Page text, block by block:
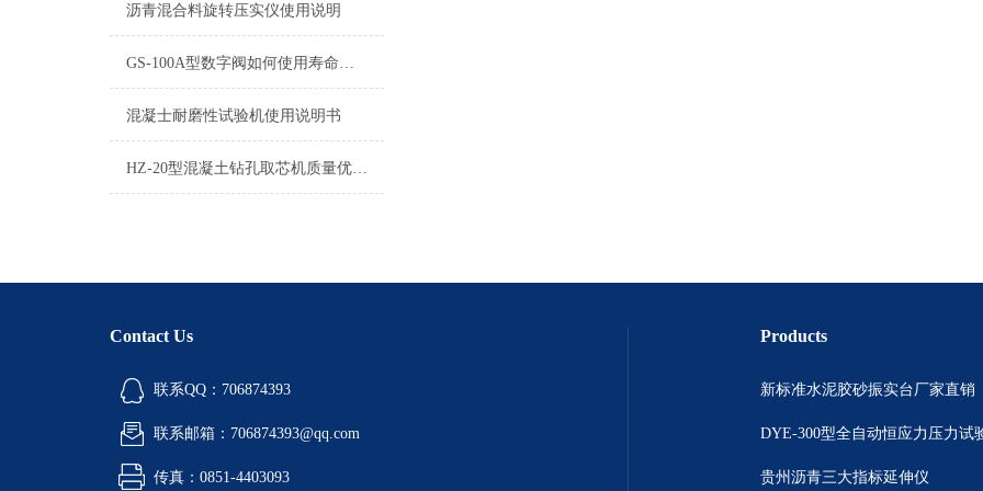
沥青混合料旋转压实仪使用说明
GS-100A型数字阀如何使用寿命更久
混凝士耐磨性试验机使用说明书
HZ-20型混凝土钻孔取芯机质量优，价格更廉
Contact Us
联系QQ：706874393
联系邮箱：706874393@qq.com
传真：0851-4403093
Products
新标准水泥胶砂振实台厂家直销
DYE-300型全自动恒应力压力试
贵州沥青三大指标延伸仪